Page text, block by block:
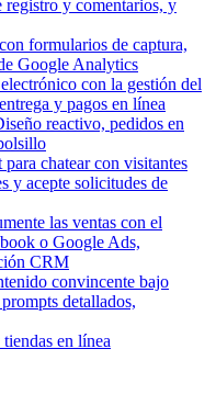
registro y comentarios, y
formularios de captura,
Google Analytics
con la gestión del
y pagos en línea
reactivo, pedidos en
chatear con visitantes
y acepte solicitudes de
las ventas con el
o Google Ads,
CRM
convincente bajo
detallados,
en línea